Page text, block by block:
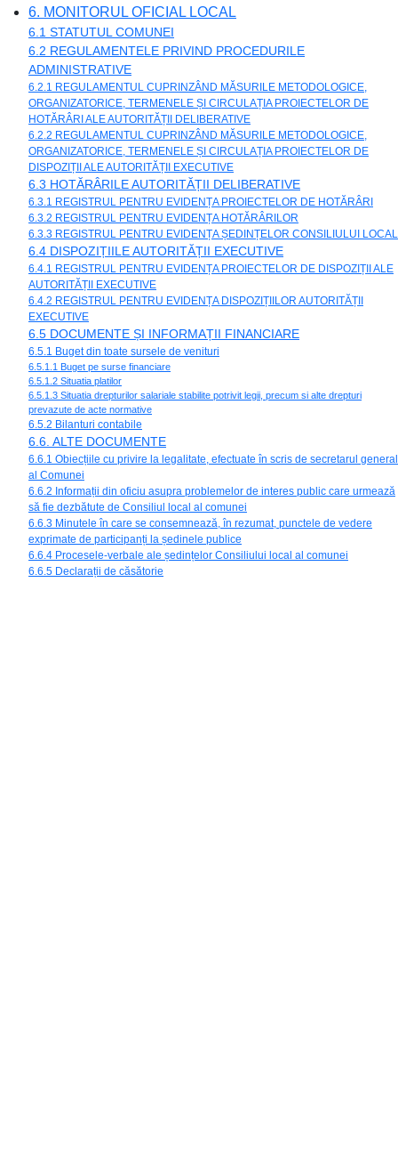
6. MONITORUL OFICIAL LOCAL
6.1 STATUTUL COMUNEI
6.2 REGULAMENTELE PRIVIND PROCEDURILE
ADMINISTRATIVE
6.2.1 REGULAMENTUL CUPRINZÂND MĂSURILE METODOLOGICE,
ORGANIZATORICE, TERMENELE ȘI CIRCULAȚIA PROIECTELOR DE
HOTĂRÂRI ALE AUTORITĂȚII DELIBERATIVE
6.2.2 REGULAMENTUL CUPRINZÂND MĂSURILE METODOLOGICE,
ORGANIZATORICE, TERMENELE ȘI CIRCULAȚIA PROIECTELOR DE
DISPOZIȚII ALE AUTORITĂȚII EXECUTIVE
6.3 HOTĂRÂRILE AUTORITĂȚII DELIBERATIVE
6.3.1 REGISTRUL PENTRU EVIDENȚA PROIECTELOR DE HOTĂRÂRI
6.3.2 REGISTRUL PENTRU EVIDENȚA HOTĂRÂRILOR
6.3.3 REGISTRUL PENTRU EVIDENȚA ȘEDINȚELOR CONSILIULUI LOCAL
6.4 DISPOZIȚIILE AUTORITĂȚII EXECUTIVE
6.4.1 REGISTRUL PENTRU EVIDENȚA PROIECTELOR DE DISPOZIȚII ALE
AUTORITĂȚII EXECUTIVE
6.4.2 REGISTRUL PENTRU EVIDENȚA DISPOZIȚIILOR AUTORITĂȚII
EXECUTIVE
6.5 DOCUMENTE ȘI INFORMAȚII FINANCIARE
6.5.1 Buget din toate sursele de venituri
6.5.1.1 Buget pe surse financiare
6.5.1.2 Situatia platilor
6.5.1.3 Situatia drepturilor salariale stabilite potrivit legii, precum si alte drepturi
prevazute de acte normative
6.5.2 Bilanturi contabile
6.6. ALTE DOCUMENTE
6.6.1 Obiecțiile cu privire la legalitate, efectuate în scris de secretarul general
al Comunei
6.6.2 Informații din oficiu asupra problemelor de interes public care urmează
să fie dezbătute de Consiliul local al comunei
6.6.3 Minutele în care se consemnează, în rezumat, punctele de vedere
exprimate de participanți la ședinele publice
6.6.4 Procesele-verbale ale ședințelor Consiliului local al comunei
6.6.5 Declarații de căsătorie